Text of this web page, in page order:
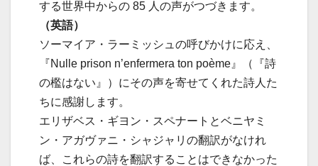
する世界中からの 85 人の声がつづきます。
（英語）
ソーマイア・ラーミッシュの呼びかけに応え、
『Nulle prison n’enfermera ton poème』（『詩
の檻はない』）にその声を寄せてくれた詩人た
ちに感謝します。
エリザベス・ギヨン・スペナートとベニヤミ
ン・アガヴァニ・シャジャリの翻訳がなけれ
ば、これらの詩を翻訳することはできなかった